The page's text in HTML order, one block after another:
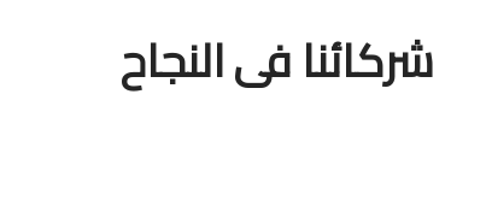
شركائنا فى النجاح